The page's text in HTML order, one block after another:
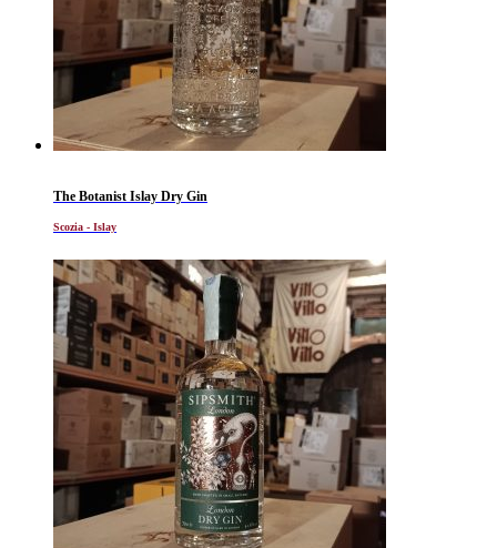
The Botanist Islay Dry Gin
Scozia - Islay